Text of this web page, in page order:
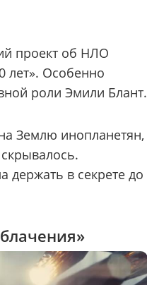
проект об НЛО
лет». Особенно
роли Эмили Блант.
Землю инопланетян,
держать в секрете до